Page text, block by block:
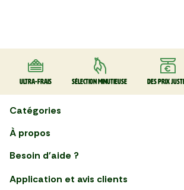
Ultra-frais Sélection minutieuse Des prix
Catégories
Faire ses courses en ligne
Nouveautés
À propos
et savoir-faire français en
Besoin d'aide ?
Application et avis clients